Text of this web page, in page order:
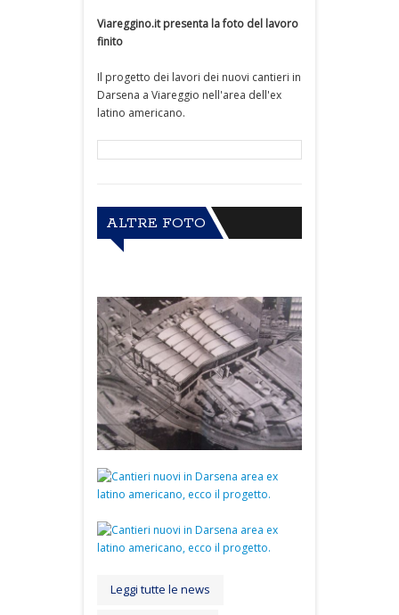
Viareggino.it presenta la foto del lavoro
finito
Il progetto dei lavori dei nuovi cantieri in
Darsena a Viareggio nell'area dell'ex
latino americano.
ALTRE FOTO
Leggi tutte le news